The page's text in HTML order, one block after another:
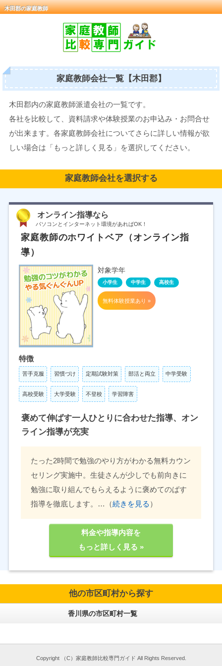
木田郡の家庭教師
家庭教師会社一覧【木田郡】
木田郡内の家庭教師派遣会社の一覧です。
各社を比較して、資料請求や体験授業のお申込み・お問合せ
が出来ます。各家庭教師会社についてさらに詳しい情報が欲
しい場合は「もっと詳しく見る」を選択してください。
家庭教師会社を選択する
オンライン指導なら
パソコンとインターネット環境があればOK！
家庭教師のホワイトベア（オンライン指
導）
対象学年
小学生 中学生 高校生
無料体験授業あり »
特徴
苦手克服 習慣づけ 定期試験対策 部活と両立 中学受験
高校受験 大学受験 不登校 学習障害
褒めて伸ばす一人ひとりに合わせた指導、オン
ライン指導が充実
たった2時間で勉強のやり方がわかる無料カウン
セリング実施中。生徒さんが少しでも前向きに
勉強に取り組んでもらえるように褒めてのばす
指導を徹底します。…（続きを見る ）
料金や指導内容を
もっと詳しく見る »
他の市区町村から探す
香川県の市区町村一覧
Copyright （C）家庭教師比較専門ガイド All Rights Reserved.